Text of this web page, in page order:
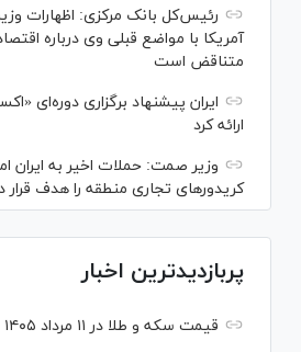
رئیس‌کل بانک مرکزی: اظهارات
آمریکا با مواضع قبلی وی درباره
متناقض است
ایران پیشنهاد برگزاری دوره‌ای
ارائه کرد
وزیر صمت: حملات اخیر به ایران
کریدورهای تجاری منطقه را هدف قرار
پربازدیدترین اخبار
قیمت سکه و طلا در ۱۱ مرداد ۱۴۰۵